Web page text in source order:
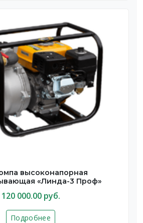
высоконапорная
«Линда-3 Проф»
120 000.00 руб.
Подробнее